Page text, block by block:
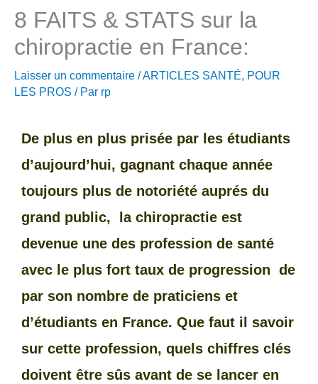
r
e
8 FAITS & STATS sur la
chiropractie en France:
Laisser un commentaire /ARTICLES SANTÉ, POUR
LES PROS / Par rp
De plus en plus prisée par les étudiants
d’aujourd’hui, gagnant chaque année
toujours plus de notoriété auprés du
grand public, la chiropractie est
devenue une des profession de santé
avec le plus fort taux de progression de
par son nombre de praticiens et
d’étudiants en France. Que faut il savoir
sur cette profession, quels chiffres clés
doivent être sûs avant de se lancer en